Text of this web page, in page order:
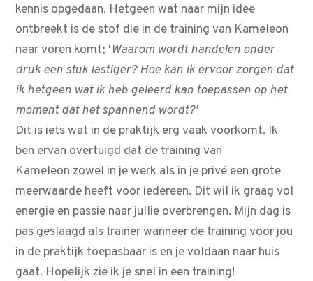
kennis opgedaan. Hetgeen wat naar mijn idee
ontbreekt is de stof die in de training van Kameleon
naar voren komt; 'Waarom wordt handelen onder
druk een stuk lastiger? Hoe kan ik ervoor zorgen dat
ik hetgeen wat ik heb geleerd kan toepassen op het
moment dat het spannend wordt?'
Dit is iets wat in de praktijk erg vaak voorkomt. Ik
ben ervan overtuigd dat de training van
Kameleon zowel in je werk als in je privé een grote
meerwaarde heeft voor iedereen. Dit wil ik graag vol
energie en passie naar jullie overbrengen. Mijn dag is
pas geslaagd als trainer wanneer de training voor jou
in de praktijk toepasbaar is en je voldaan naar huis
gaat. Hopelijk zie ik je snel in een training!